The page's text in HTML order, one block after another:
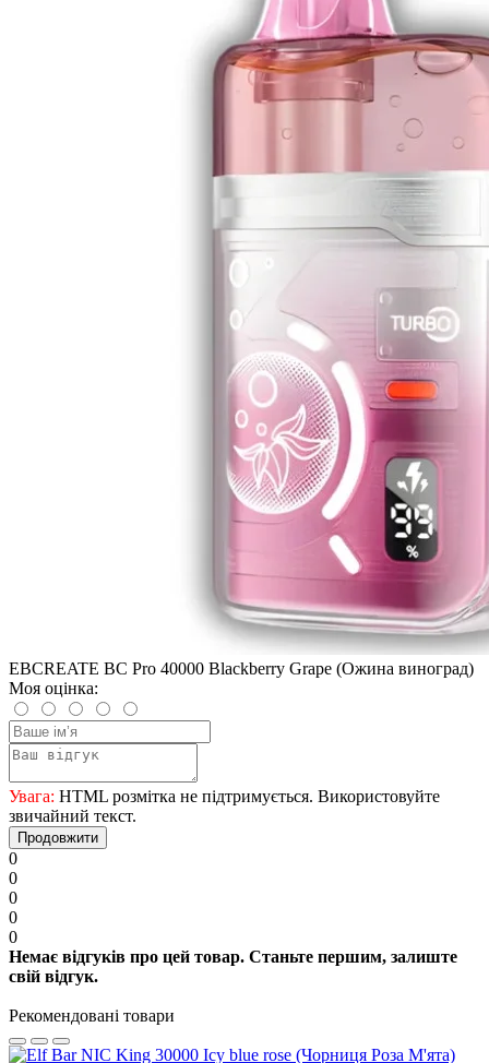
EBCREATE BC Pro 40000 Blackberry Grape (Ожина виноград)
Моя оцінка:
Увага: HTML розмітка не підтримується. Використовуйте
звичайний текст.
Продовжити
0
0
0
0
0
Немає відгуків про цей товар. Станьте першим, залиште
свій відгук.
Рекомендовані товари